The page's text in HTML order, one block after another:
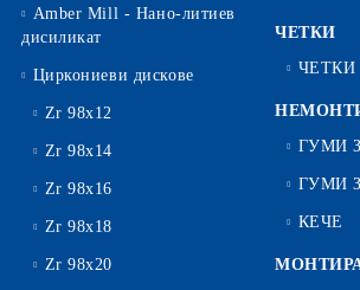
Amber Mill - Нано-литиев
дисиликат
Циркониеви дискове
Zr 98x12
Zr 98x14
Zr 98x16
Zr 98x18
Zr 98x20
ЧЕТКИ
ЧЕТКИ
ГУМИ
ГУМИ
КЕЧЕ